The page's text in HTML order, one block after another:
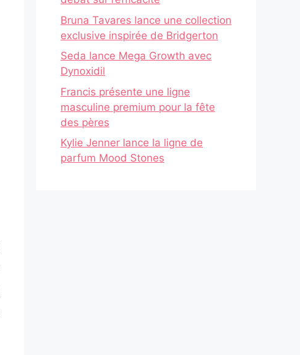
Bruna Tavares lance une collection
exclusive inspirée de Bridgerton
Seda lance Mega Growth avec
Dynoxidil
Francis présente une ligne
masculine premium pour la fête
des pères
Kylie Jenner lance la ligne de
parfum Mood Stones